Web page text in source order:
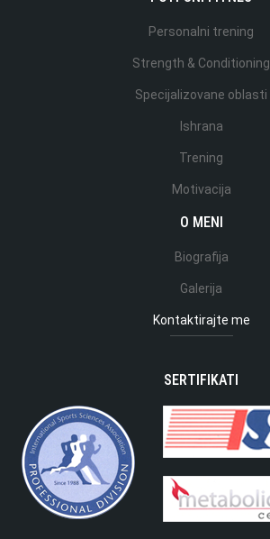
Personalni trening
Strength & Conditioning
Specijalizovane oblasti
Ishrana
Trening
Motivacija
O MENI
Biografija
Galerija
Kontaktirajte me
SERTIFIKATI